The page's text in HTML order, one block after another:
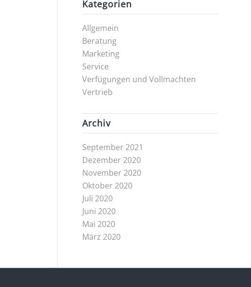
Kategorien
Allgemein
Beratung
Marketing
Service
Verfügungen und Vollmachten
Vertrieb
Archiv
September 2021
Dezember 2020
November 2020
Oktober 2020
Juli 2020
Juni 2020
Mai 2020
März 2020